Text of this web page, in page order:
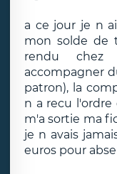
a ce jour je n
mon solde de
rendu chez
accompagner
patron), la
n a recu
m'a sortie ma
je n avais
euros pour